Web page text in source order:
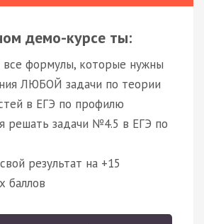
демо-курсе ты:
все формулы, которые нужны
ЛЮБОЙ задачи по теории
в ЕГЭ по профилю
решать задачи №4.5 в ЕГЭ по
результат на +15
баллов